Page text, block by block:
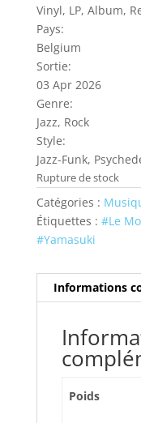
Vinyl, LP, Album,
Pays:
Belgium
Sortie:
03 Apr 2026
Genre:
Jazz, Rock
Style:
Jazz-Funk,
Rupture de stock
Catégories :
Étiquettes : #Le
#Yamasuki
Informations
Poids